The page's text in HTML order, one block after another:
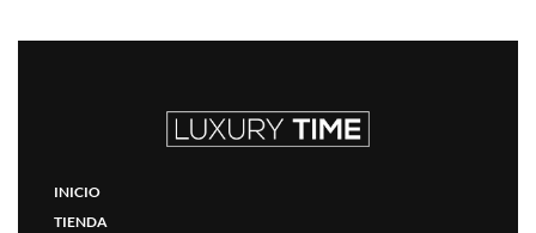
INICIO
TIENDA